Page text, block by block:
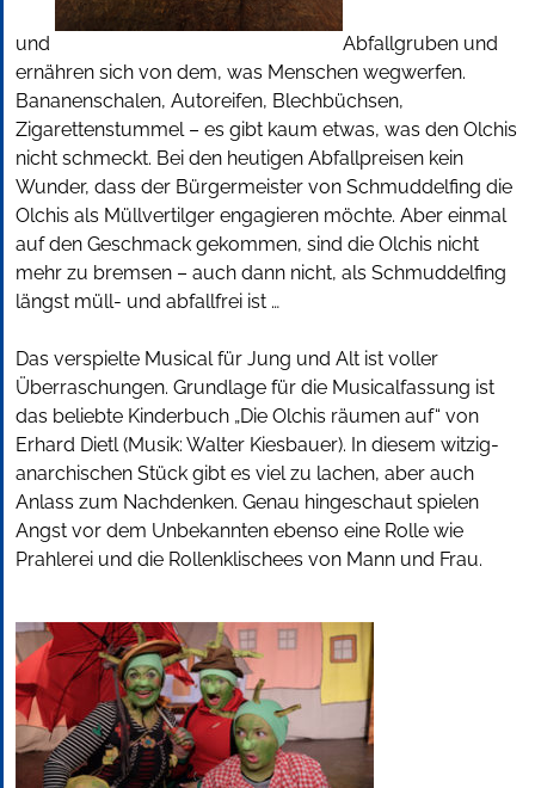
und
Abfallgruben und
ernähren sich von dem, was Menschen wegwerfen.
Bananenschalen, Autoreifen, Blechbüchsen,
Zigarettenstummel – es gibt kaum etwas, was den Olchis
nicht schmeckt. Bei den heutigen Abfallpreisen kein
Wunder, dass der Bürgermeister von Schmuddelfing die
Olchis als Müllvertilger engagieren möchte. Aber einmal
auf den Geschmack gekommen, sind die Olchis nicht
mehr zu bremsen – auch dann nicht, als Schmuddelfing
längst müll- und abfallfrei ist …
Das verspielte Musical für Jung und Alt ist voller
Überraschungen. Grundlage für die Musicalfassung ist
das beliebte Kinderbuch „Die Olchis räumen auf“ von
Erhard Dietl (Musik: Walter Kiesbauer). In diesem witzig-
anarchischen Stück gibt es viel zu lachen, aber auch
Anlass zum Nachdenken. Genau hingeschaut spielen
Angst vor dem Unbekannten ebenso eine Rolle wie
Prahlerei und die Rollenklischees von Mann und Frau.